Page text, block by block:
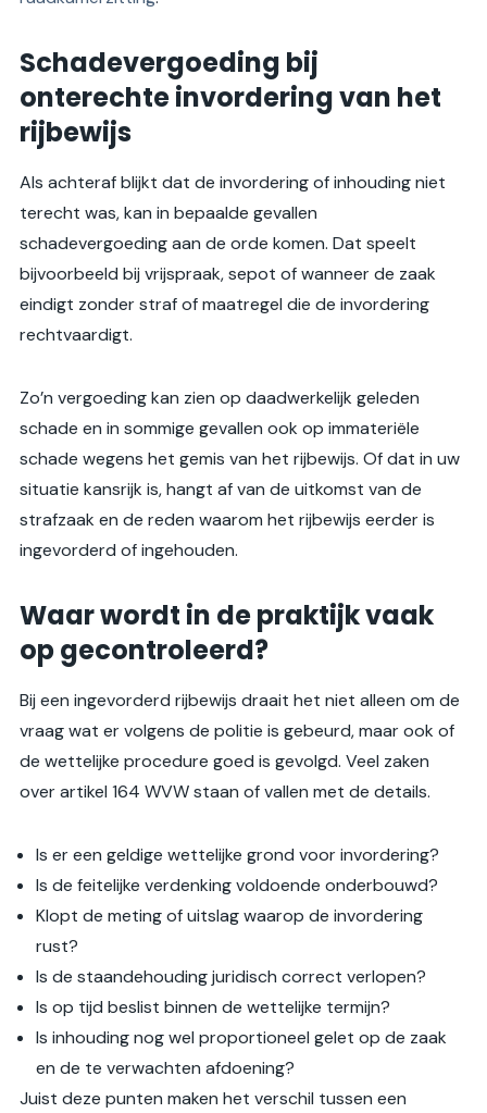
Schadevergoeding bij
onterechte invordering van het
rijbewijs
Als achteraf blijkt dat de invordering of inhouding niet
terecht was, kan in bepaalde gevallen
schadevergoeding aan de orde komen. Dat speelt
bijvoorbeeld bij vrijspraak, sepot of wanneer de zaak
eindigt zonder straf of maatregel die de invordering
rechtvaardigt.
Zo’n vergoeding kan zien op daadwerkelijk geleden
schade en in sommige gevallen ook op immateriële
schade wegens het gemis van het rijbewijs. Of dat in uw
situatie kansrijk is, hangt af van de uitkomst van de
strafzaak en de reden waarom het rijbewijs eerder is
ingevorderd of ingehouden.
Waar wordt in de praktijk vaak
op gecontroleerd?
Bij een ingevorderd rijbewijs draait het niet alleen om de
vraag wat er volgens de politie is gebeurd, maar ook of
de wettelijke procedure goed is gevolgd. Veel zaken
over artikel 164 WVW staan of vallen met de details.
Is er een geldige wettelijke grond voor invordering?
Is de feitelijke verdenking voldoende onderbouwd?
Klopt de meting of uitslag waarop de invordering
rust?
Is de staandehouding juridisch correct verlopen?
Is op tijd beslist binnen de wettelijke termijn?
Is inhouding nog wel proportioneel gelet op de zaak
en de te verwachten afdoening?
Juist deze punten maken het verschil tussen een